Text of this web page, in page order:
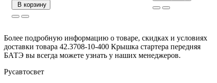
В корзину
Более подробную информацию о товаре, скидках и условиях
доставки товара 42.3708-10-400 Крышка стартера передняя
БАТЭ вы всегда можете узнать у наших менеджеров.
Русавтосвет